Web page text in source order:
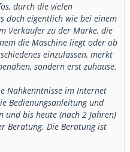
durch die vielen
doch eigentlich wie bei einem
Verkäufer zu der Marke, die
die Maschine liegt oder ob
einzulassen, merkt
sondern erst zuhause.
Nähkenntnisse im Internet
Bedienungsanleitung und
und bis heute (nach 2 Jahren)
Beratung. Die Beratung ist